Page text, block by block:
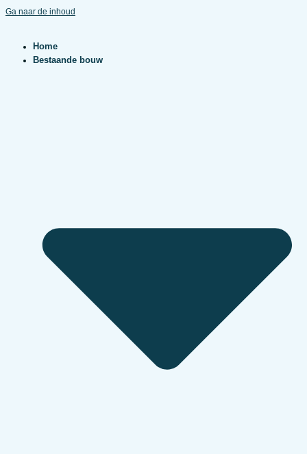
Ga naar de inhoud
Home
Bestaande bouw